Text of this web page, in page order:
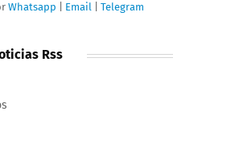
Whatsapp Email Telegram
Rss